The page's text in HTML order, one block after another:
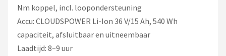
Nm koppel, incl. loopondersteuning
Accu: CLOUDSPOWER Li-Ion 36 V/15 Ah, 540 Wh
capaciteit, afsluitbaar en uitneembaar
Laadtijd: 8–9 uur